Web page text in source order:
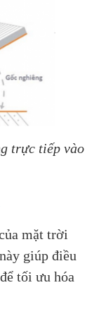
trực tiếp vào
mặt trời
giúp điều
tối ưu hóa